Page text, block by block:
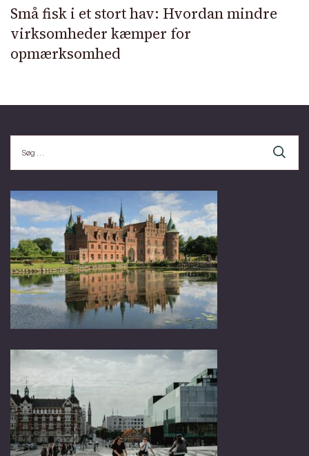
Små fisk i et stort hav: Hvordan mindre
virksomheder kæmper for
opmærksomhed
efter: